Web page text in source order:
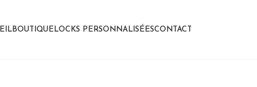
BOUTIQUELOCKS PERSONNALISÉESCONTACT